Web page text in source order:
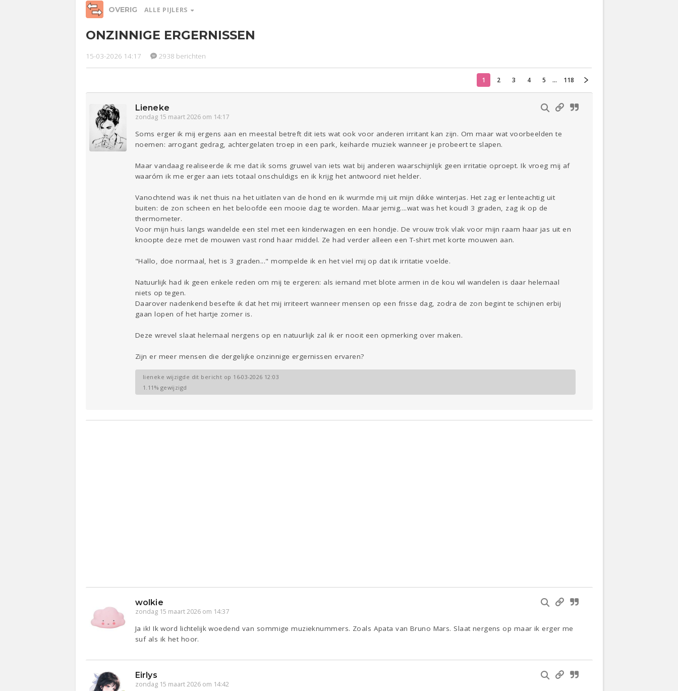
OVERIG ALLE PIJLERS
Beauty
Thuis
Sport
ONZINNIGE ERGERNISSEN
15-03-2026 14:17 2938 berichten
1 2 3 4 5 ... 118
Lieneke
zondag 15 maart 2026 om 14:17
Soms erger ik mij ergens aan en meestal betreft dit iets wat ook voor anderen irritant kan zijn. Om maar wat voorbeelden te
noemen: arrogant gedrag, achtergelaten troep in een park, keiharde muziek wanneer je probeert te slapen.
Maar vandaag realiseerde ik me dat ik soms gruwel van iets wat bij anderen waarschijnlijk geen irritatie oproept. Ik vroeg mij af
waaróm ik me erger aan iets totaal onschuldigs en ik krijg het antwoord niet helder.
Vanochtend was ik net thuis na het uitlaten van de hond en ik wurmde mij uit mijn dikke winterjas. Het zag er lenteachtig uit
buiten: de zon scheen en het beloofde een mooie dag te worden. Maar jemig....wat was het koud! 3 graden, zag ik op de
thermometer.
Voor mijn huis langs wandelde een stel met een kinderwagen en een hondje. De vrouw trok vlak voor mijn raam haar jas uit en
knoopte deze met de mouwen vast rond haar middel. Ze had verder alleen een T-shirt met korte mouwen aan.
"Hallo, doe normaal, het is 3 graden..." mompelde ik en het viel mij op dat ik irritatie voelde.
Natuurlijk had ik geen enkele reden om mij te ergeren: als iemand met blote armen in de kou wil wandelen is daar helemaal
niets op tegen.
Daarover nadenkend besefte ik dat het mij irriteert wanneer mensen op een frisse dag, zodra de zon begint te schijnen erbij
gaan lopen of het hartje zomer is.
Deze wrevel slaat helemaal nergens op en natuurlijk zal ik er nooit een opmerking over maken.
Zijn er meer mensen die dergelijke onzinnige ergernissen ervaren?
lieneke wijzigde dit bericht op 16-03-2026 12:03
1.11% gewijzigd
wolkie
zondag 15 maart 2026 om 14:37
Ja ik! Ik word lichtelijk woedend van sommige muzieknummers. Zoals Apata van Bruno Mars. Slaat nergens op maar ik erger me
suf als ik het hoor.
Eirlys
zondag 15 maart 2026 om 14:42